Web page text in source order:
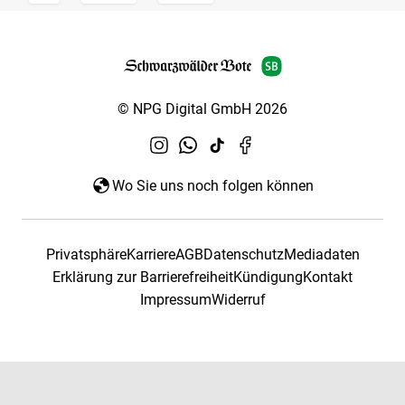
© NPG Digital GmbH 2026
Wo Sie uns noch folgen können
PrivatsphäreKarriereAGBDatenschutzMediadaten
Erklärung zur BarrierefreiheitKündigungKontakt
ImpressumWiderruf